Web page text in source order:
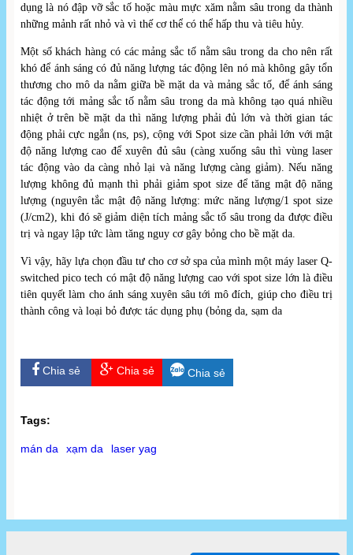
dụng là nó đập vỡ sắc tố hoặc màu mực xăm nằm sâu trong da thành
những mảnh rất nhỏ và vì thế cơ thể có thể hấp thu và tiêu hủy.
Một số khách hàng có các mảng sắc tố nằm sâu trong da cho nên rất
khó để ánh sáng có đủ năng lượng tác động lên nó mà không gây tổn
thương cho mô da nằm giữa bề mặt da và mảng sắc tố, để ánh sáng
tác động tới mảng sắc tố nằm sâu trong da mà không tạo quá nhiều
nhiệt ở trên bề mặt da thì năng lượng phải đủ lớn và thời gian tác
động phải cực ngắn (ns, ps), cộng với Spot size cần phải lớn với mật
độ năng lượng cao để xuyên đủ sâu (càng xuống sâu thì vùng laser
tác động vào da càng nhỏ lại và năng lượng càng giảm). Nếu năng
lượng không đủ mạnh thì phải giảm spot size để tăng mật độ năng
lượng (nguyên tắc mật độ năng lượng: mức năng lượng/1 spot size
(J/cm2), khi đó sẽ giảm diện tích mảng sắc tố sâu trong da được điều
trị và ngay lập tức làm tăng nguy cơ gây bỏng cho bề mặt da.
Vì vậy, hãy lựa chọn đầu tư cho cơ sở spa của mình một máy laser Q-
switched pico tech có mật độ năng lượng cao với spot size lớn là điều
tiên quyết làm cho ánh sáng xuyên sâu tới mô đích, giúp cho điều trị
thành công và loại bỏ được tác dụng phụ (bỏng da, sạm da
Chia sẻ Chia sẻ Chia sẻ
Tags:
mán da xạm da laser yag